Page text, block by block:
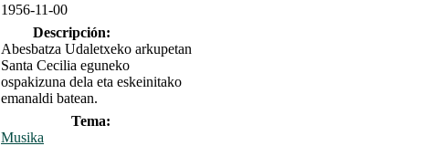
1956-11-00
Descripción:
Abesbatza Udaletxeko arkupetan
Santa Cecilia eguneko
ospakizuna dela eta eskeinitako
emanaldi batean.
Tema:
Musika